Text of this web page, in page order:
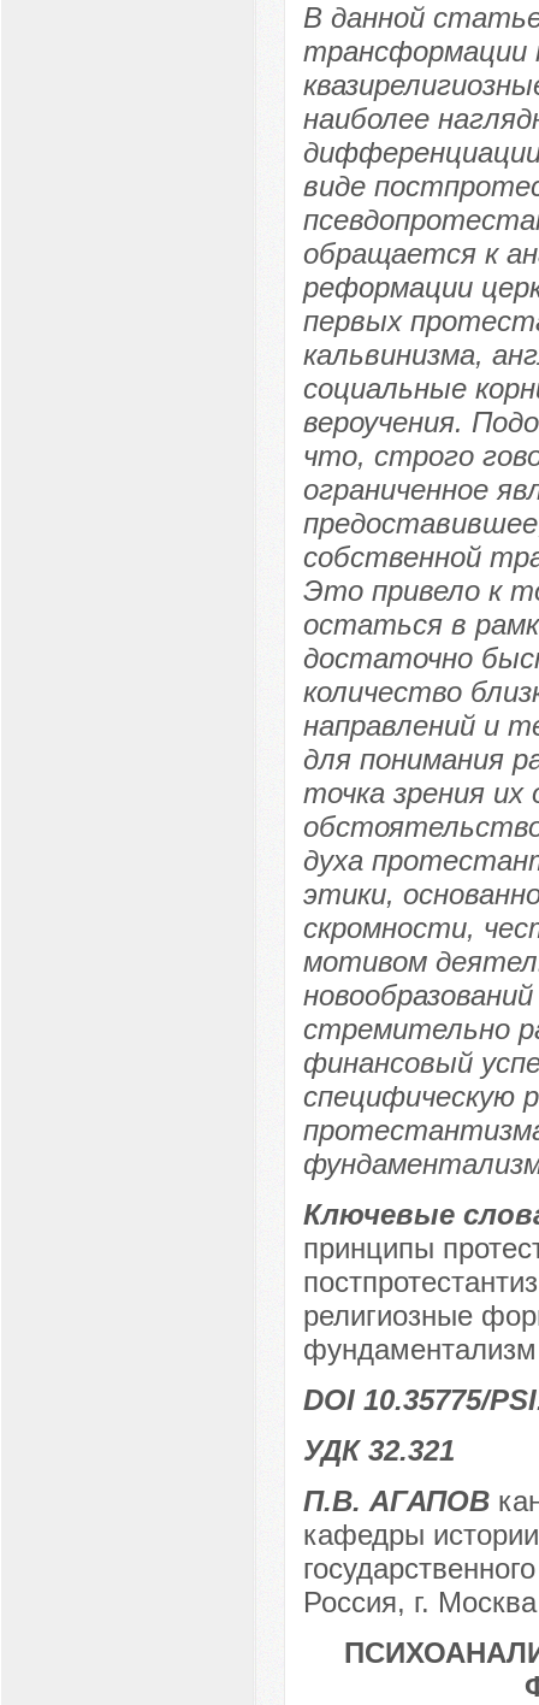
В данной
трансформации
наиболее
виде
обращается к
реформации
первых
кальвинизма,
социальные
вероучения.
что, строго
ограниченное
собственной
Это привело к
остаться в
достаточно
количество
направлений и
для понимания
точка зрения их
духа
этики,
скромности,
мотивом
стремительно
финансовый
специфическую
Ключевые
принципы
религиозные
DOI 10.35775/
УДК 32.321
П.В. АГАПОВ
кафедры
Россия, г. Москва